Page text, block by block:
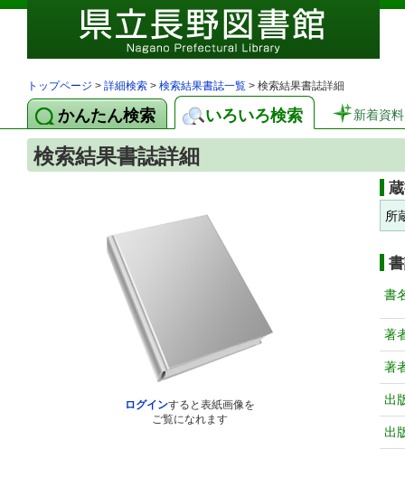
トップページ > 詳細検索 > 検索結果書誌一覧 > 検索結果書誌詳細
かんたん検索 いろいろ検索 新着資料
検索結果書誌詳細
ログインすると表紙画像を
ご覧になれます
所
書
著
著
出
出